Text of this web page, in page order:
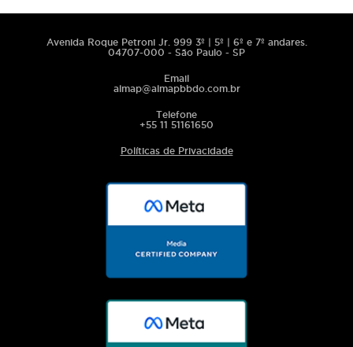
Avenida Roque Petroni Jr. 999 3º | 5º | 6º e 7º andares.
04707-000 - São Paulo - SP
Email
almap@almapbbdo.com.br
Telefone
+55 11 51161650
Políticas de Privacidade